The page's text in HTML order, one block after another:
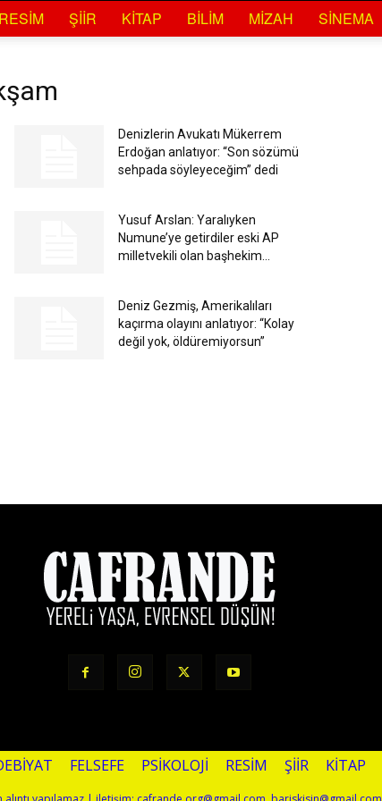
RESIM ŞIIR KITAP BILIM MIZAH SINEMA
Denizlerin Avukatı Mükerrem
Erdoğan anlatıyor: “Son sözümü
sehpada söyleyeceğim” dedi
Yusuf Arslan: Yaralıyken
Numune’ye getirdiler eski AP
milletvekili olan başhekim...
Deniz Gezmiş, Amerikalıları
kaçırma olayını anlatıyor: “Kolay
değil yok, öldüremiyorsun”
FELSEFE PSIKOLOJI RESIM ŞIIR KITAP